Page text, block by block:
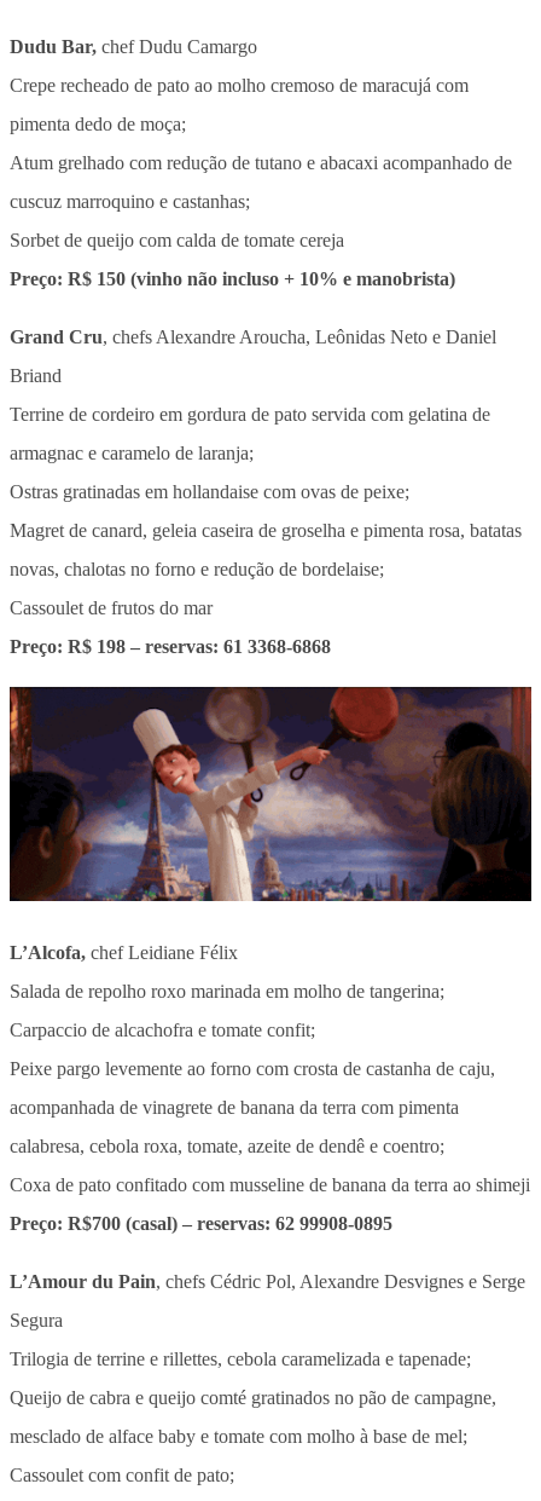
Dudu Bar, chef Dudu Camargo
Crepe recheado de pato ao molho cremoso de maracujá com
pimenta dedo de moça;
Atum grelhado com redução de tutano e abacaxi acompanhado de
cuscuz marroquino e castanhas;
Sorbet de queijo com calda de tomate cereja
Preço: R$ 150 (vinho não incluso + 10% e manobrista)
Grand Cru, chefs Alexandre Aroucha, Leônidas Neto e Daniel
Briand
Terrine de cordeiro em gordura de pato servida com gelatina de
armagnac e caramelo de laranja;
Ostras gratinadas em hollandaise com ovas de peixe;
Magret de canard, geleia caseira de groselha e pimenta rosa, batatas
novas, chalotas no forno e redução de bordelaise;
Cassoulet de frutos do mar
Preço: R$ 198 – reservas: 61 3368-6868
L’Alcofa, chef Leidiane Félix
Salada de repolho roxo marinada em molho de tangerina;
Carpaccio de alcachofra e tomate confit;
Peixe pargo levemente ao forno com crosta de castanha de caju,
acompanhada de vinagrete de banana da terra com pimenta
calabresa, cebola roxa, tomate, azeite de dendê e coentro;
Coxa de pato confitado com musseline de banana da terra ao shimeji
Preço: R$700 (casal) – reservas: 62 99908-0895
L’Amour du Pain, chefs Cédric Pol, Alexandre Desvignes e Serge
Segura
Trilogia de terrine e rillettes, cebola caramelizada e tapenade;
Queijo de cabra e queijo comté gratinados no pão de campagne,
mesclado de alface baby e tomate com molho à base de mel;
Cassoulet com confit de pato;